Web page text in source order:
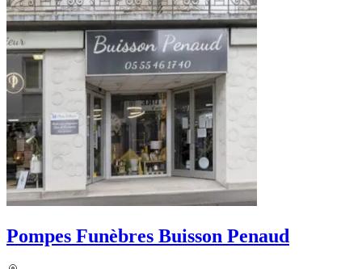
Pompes Funèbres Buisson Penaud